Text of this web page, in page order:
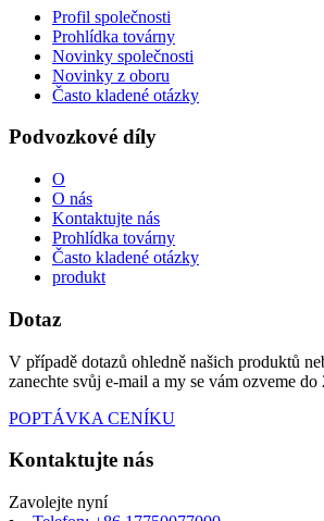
Profil společnosti
Prohlídka továrny
Novinky společnosti
Novinky z oboru
Často kladené otázky
Podvozkové díly
O
O nás
Kontaktujte nás
Prohlídka továrny
Často kladené otázky
produkt
Dotaz
V případě dotazů ohledně našich produktů
zanechte svůj e-mail a my se vám ozveme do
POPTÁVKA CENÍKU
Kontaktujte nás
Zavolejte nyní